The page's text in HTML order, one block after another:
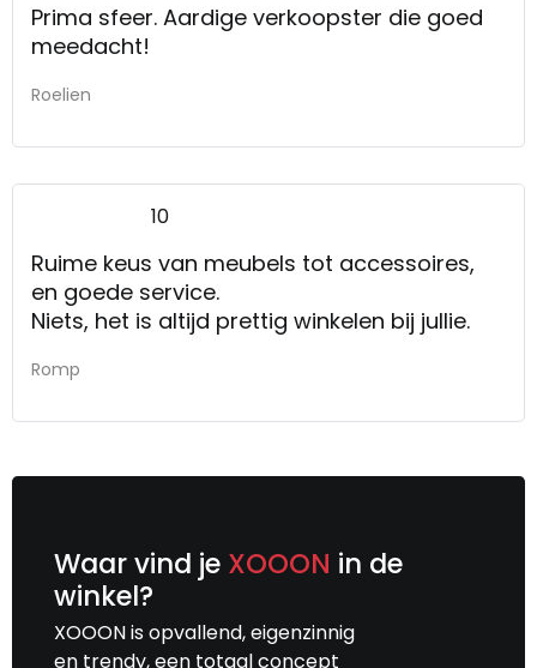
Prima sfeer. Aardige verkoopster die goed
meedacht!
Roelien
10
Ruime keus van meubels tot accessoires,
en goede service.
Niets, het is altijd prettig winkelen bij jullie.
Romp
Waar vind je XOOON in de
winkel?
XOOON is opvallend, eigenzinnig
en trendy, een totaal concept